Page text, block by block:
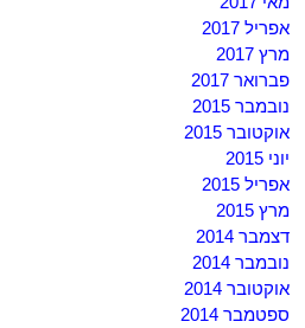
אפריל 2017
מרץ 2017
פברואר 2017
נובמבר 2015
אוקטובר 2015
יוני 2015
אפריל 2015
מרץ 2015
דצמבר 2014
נובמבר 2014
אוקטובר 2014
ספטמבר 2014